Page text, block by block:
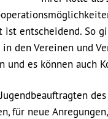
entscheidend. So
den Vereinen und
es können auch
für neue